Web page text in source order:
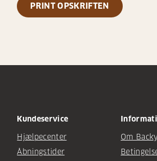
PRINT OPSKRIFTEN
Kundeservice
Hjælpecenter
Åbningstider
Om